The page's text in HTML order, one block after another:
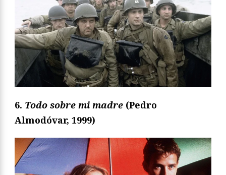
6. Todo sobre mi madre (Pedro
Almodóvar, 1999)